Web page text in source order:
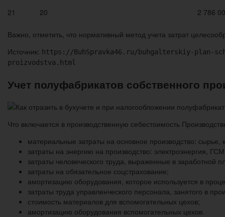
21
20 2 786
Важно, отметить, что нормативный метод учета затрат
Источник: https://BuhSpravka46.ru/buhgalterskiy-plan-
proizvodstva.html
Учет полуфабрикатов собственного
Что включается в производственную себестоимость
материальные затраты на основное производство:
затраты на энергию на производство: электроэнергия,
затраты человеческого труда, выраженные в заработной
затраты на обязательное соцстрахование;
амортизацию оборудования, которое используется в
затраты труда управленческого персонала, занятого в
стоимость материалов для вспомогательных цехов;
амортизацию оборудования вспомогательных цехов.